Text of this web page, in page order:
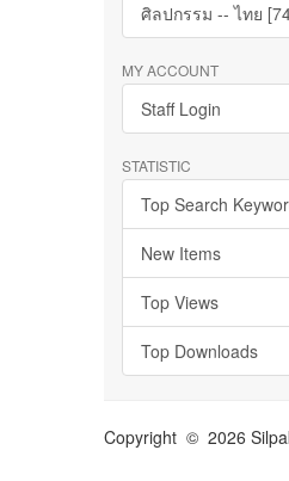
ศิลปกรรม -- ไทย
MY ACCOUNT
Staff Login
STATISTIC
Top Search
New Items
Top Views
Top Downloads
Copyright © 2026